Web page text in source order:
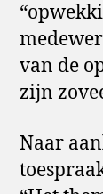
van de
zijn
Naar